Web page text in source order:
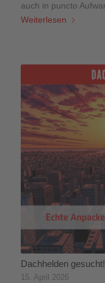
auch in puncto
Weiterlesen
Dachhelden gesucht!
15. April 2026